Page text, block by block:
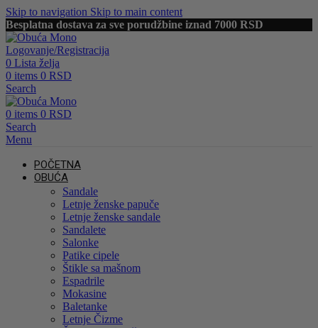
Skip to navigation Skip to main content
Besplatna dostava za sve porudžbine iznad 7000 RSD
Logovanje/Registracija
0 Lista želja
0 items 0 RSD
Search
0 items 0 RSD
Search
Menu
POČETNA
OBUĆA
Sandale
Letnje ženske papuče
Letnje ženske sandale
Sandalete
Salonke
Patike cipele
Štikle sa mašnom
Espadrile
Mokasine
Baletanke
Letnje Čizme